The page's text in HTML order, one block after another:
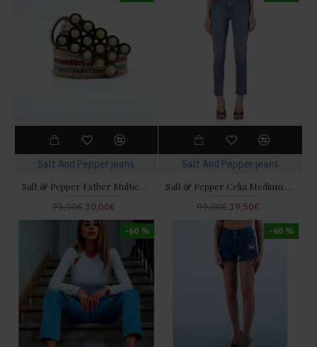
Salt And Pepper jeans
Salt & Pepper Esther Multicolor Knitted Ζώνη
75,00€30,00€
Salt And Pepper jeans
Salt & Pepper Celia Medium Fade Out Τζιν Παντελόνι
99,00€39,50€
-60 % -60 %